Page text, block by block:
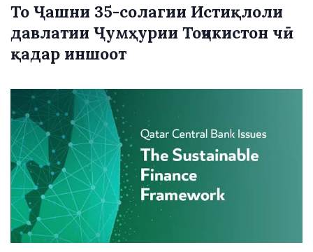
То Ҷашни 35-солагии Истиқлоли
давлатии Ҷумҳурии Тоҷикистон чӣ
қадар иншоот